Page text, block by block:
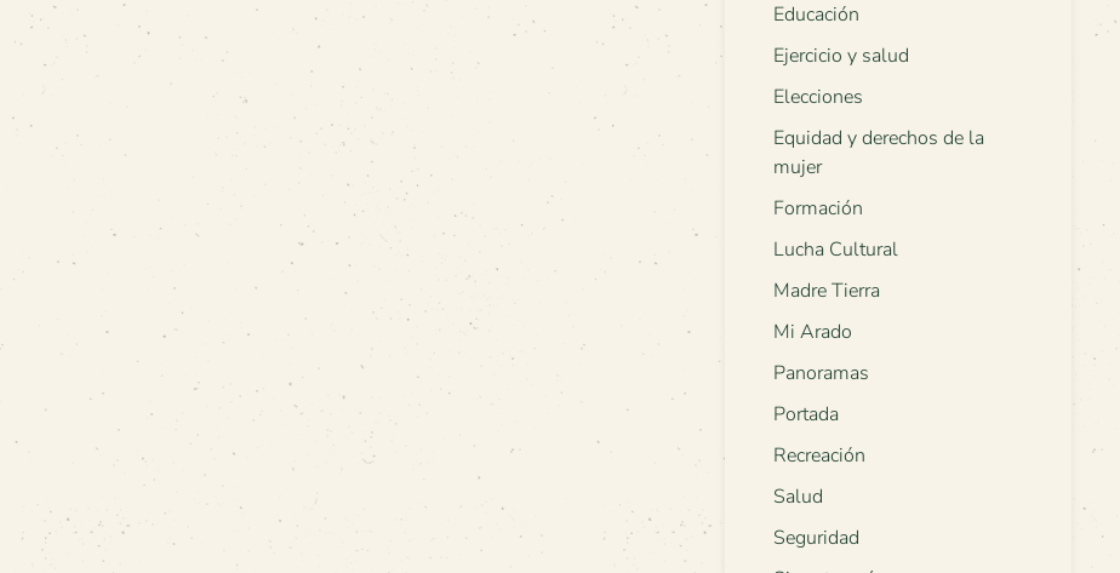
Educación
Ejercicio y salud
Elecciones
Equidad y derechos de la
mujer
Formación
Lucha Cultural
Madre Tierra
Mi Arado
Panoramas
Portada
Recreación
Salud
Seguridad